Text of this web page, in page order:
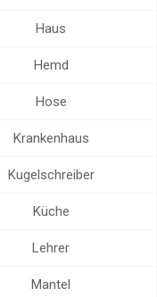
Haus
Hemd
Hose
Krankenhaus
Kugelschreiber
Küche
Lehrer
Mantel